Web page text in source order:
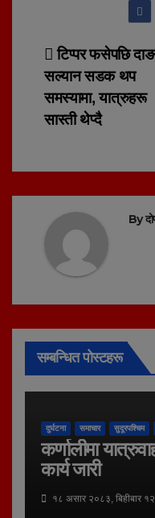
Post
टिप्पर फसेपछि
सल्यान सडक थप
समस्यामा, यात्रुहरू
सास्ती थेप्दै
By
सम्बन्धित पोस्टहरू
दुर्घटना समाचार सुदूरपश्चिम
कर्णालीमा
कार्य जारी
१८ असार २०८३, बिहीबार